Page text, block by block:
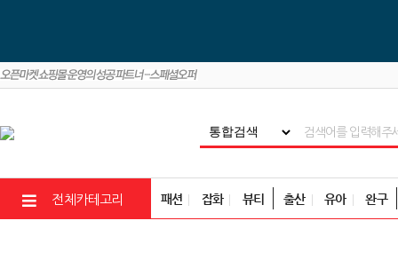
전체카테고리 패션 잡화 뷰티 출산 유아 완구